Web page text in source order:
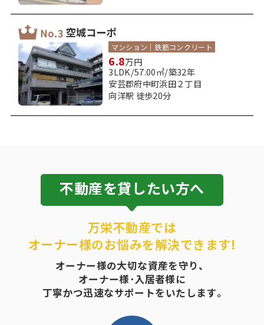
空城コーポ
マンション｜鉄筋コンクリート
6.8万円
3LDK/57.00㎡/築32年
安芸郡府中町浜田２丁目
向洋駅 徒歩20分
不動産を貸したい方へ
万栄不動産では
オーナー様のお悩みを解決できます!
オーナー様の大切な資産を守り、
オーナー様･入居者様に
丁寧かつ迅速なサポートをいたします｡